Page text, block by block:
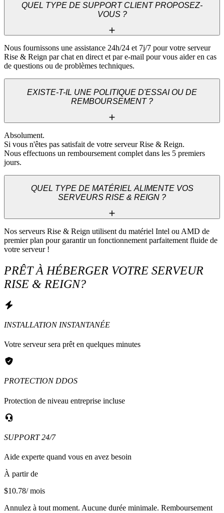
QUEL TYPE DE SUPPORT CLIENT PROPOSEZ-
VOUS ?
Nous fournissons une assistance 24h/24 et 7j/7 pour votre serveur
Rise & Reign par chat en direct et par e-mail pour vous aider en cas
de questions ou de problèmes techniques.
EXISTE-T-IL UNE POLITIQUE D'ESSAI OU DE
REMBOURSEMENT ?
Absolument.
Si vous n'êtes pas satisfait de votre serveur Rise & Reign.
Nous effectuons un remboursement complet dans les 5 premiers
jours.
QUEL TYPE DE MATÉRIEL ALIMENTE VOS
SERVEURS RISE & REIGN ?
Nos serveurs Rise & Reign utilisent du matériel Intel ou AMD de
premier plan pour garantir un fonctionnement parfaitement fluide de
votre serveur !
PRÊT À HÉBERGER VOTRE SERVEUR
RISE & REIGN?
INSTALLATION INSTANTANÉE
Votre serveur sera prêt en quelques minutes
PROTECTION DDOS
Protection de niveau entreprise incluse
SUPPORT 24/7
Aide experte quand vous en avez besoin
À partir de
$10.78/ mois
Annulez à tout moment. Aucune durée minimale. Remboursement